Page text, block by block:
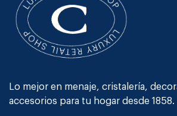
Lo mejor en menaje, cristalería,
accesorios para tu hogar desde 1858.